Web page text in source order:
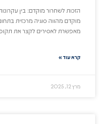
הזכות לשחרור מוקדם: בין
מוקדם מהווה סוגיה מרכזית
מאפשרת לאסירים לקצר את
קרא עוד »
מרץ 12, 2025